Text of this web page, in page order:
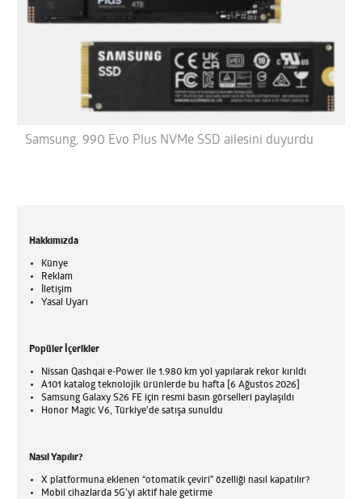
Samsung, 990 Evo Plus NVMe SSD ailesini duyurdu
Hakkımızda
Künye
Reklam
İletişim
Yasal Uyarı
Popüler İçerikler
Nissan Qashqai e-Power ile 1.980 km yol yapılarak rekor kırıldı
A101 katalog teknolojik ürünlerde bu hafta [6 Ağustos 2026]
Samsung Galaxy S26 FE için resmi basın görselleri paylaşıldı
Honor Magic V6, Türkiye'de satışa sunuldu
Nasıl Yapılır?
X platformuna eklenen “otomatik çeviri” özelliği nasıl kapatılır?
Mobil cihazlarda 5G’yi aktif hale getirme